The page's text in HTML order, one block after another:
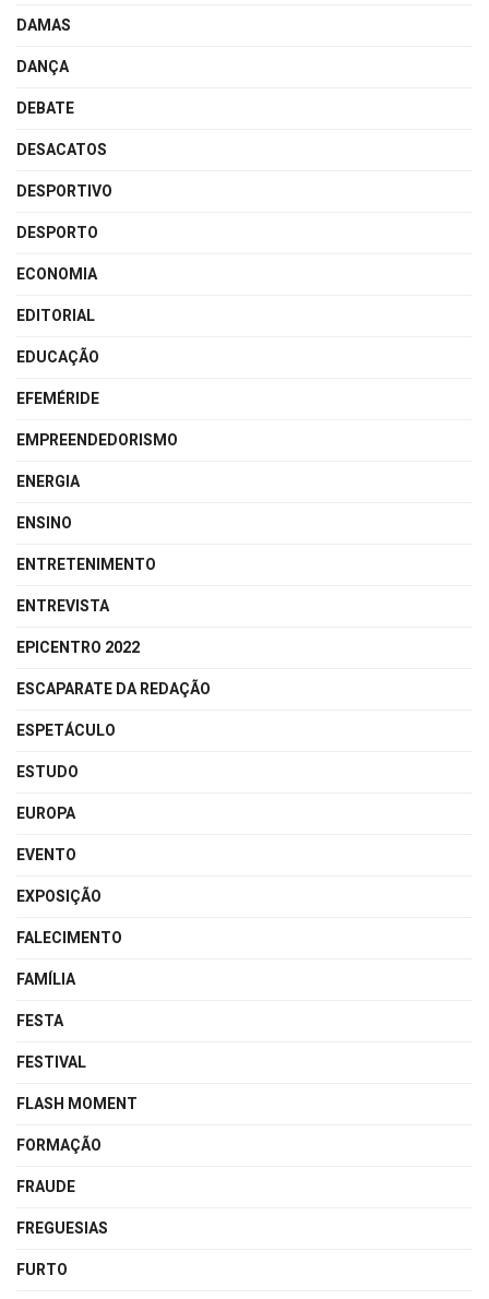
DAMAS
DANÇA
DEBATE
DESACATOS
DESPORTIVO
DESPORTO
ECONOMIA
EDITORIAL
EDUCAÇÃO
EFEMÉRIDE
EMPREENDEDORISMO
ENERGIA
ENSINO
ENTRETENIMENTO
ENTREVISTA
EPICENTRO 2022
ESCAPARATE DA REDAÇÃO
ESPETÁCULO
ESTUDO
EUROPA
EVENTO
EXPOSIÇÃO
FALECIMENTO
FAMÍLIA
FESTA
FESTIVAL
FLASH MOMENT
FORMAÇÃO
FRAUDE
FREGUESIAS
FURTO